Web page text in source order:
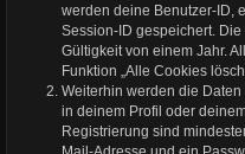
werden deine Benutzer-ID,
Session-ID gespeichert.
Gültigkeit von einem Jahr.
Funktion „Alle Cookies
Weiterhin werden die
in deinem Profil oder
Registrierung sind